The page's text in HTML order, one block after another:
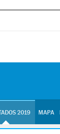
2019 MAPA